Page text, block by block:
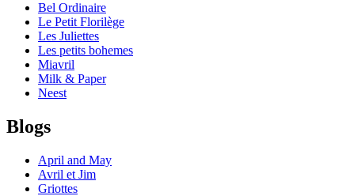
Bel Ordinaire
Le Petit Florilège
Les Juliettes
Les petits bohemes
Miavril
Milk & Paper
Neest
Blogs
April and May
Avril et Jim
Griottes